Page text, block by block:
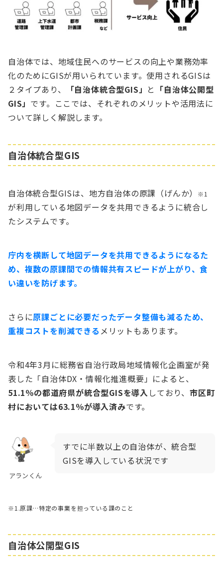
自治体では、地域住民へのサービスの向上や業務効率
化のためにGISが用いられています。使用されるGISは
２タイプあり、
「自治体統合型GIS」 と 「自治体公開型
GIS」 です。ここでは、それぞれのメリットや活用法に
ついて詳しく解説します。
自治体統合型GIS
自治体統合型GISは、地方自治体の原課（げんか） ※1
が利用している地図データを共用できるように統合し
たシステムです。
庁内を横断して地図データを共用できるようになるた
め、複数の原課間での情報共有スピードが上がり、食
い違いを防げます。
さらに原課ごとに必要だったデータ整備も減るため、
重複コストを削減できる メリットもあります。
令和4年3月に総務省自治行政局地域情報化企画室が発
表した「自治体DX・情報化推進概要」によると、
51.1％の都道府県が統合型GISを導入しており、 市区町
村においては63.1％が導入済みです。
アランくん
すでに半数以上の自治体が、統合型
GISを導入している状況です
※1.原課…特定の事業を担っている課のこと
自治体公開型GIS